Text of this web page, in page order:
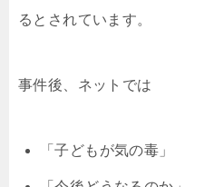
るとされています。
事件後、ネットでは
「子どもが気の毒」